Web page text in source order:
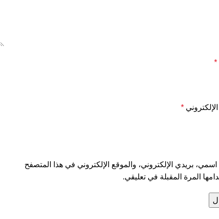
*
الإلكتروني *
بريدي الإلكتروني، والموقع الإلكتروني في هذا المتصفح
المرة المقبلة في تعليقي.